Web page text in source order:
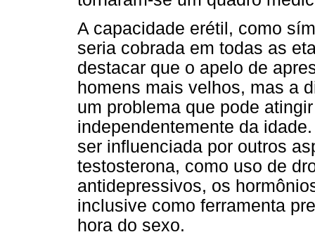
A capacidade erétil, como
seria cobrada em todas as
destacar que o apelo de
homens mais velhos, mas a
um problema que pode
independentemente da
ser influenciada por outros
testosterona, como uso de
antidepressivos, os
inclusive como ferramenta
hora do sexo.